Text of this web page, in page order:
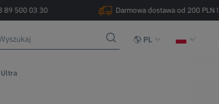
89 500 03 30 Darmowa dostawa od 200 PLN !
PL